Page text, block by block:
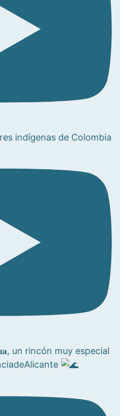
indígenas de Colombia
un rincón muy especial